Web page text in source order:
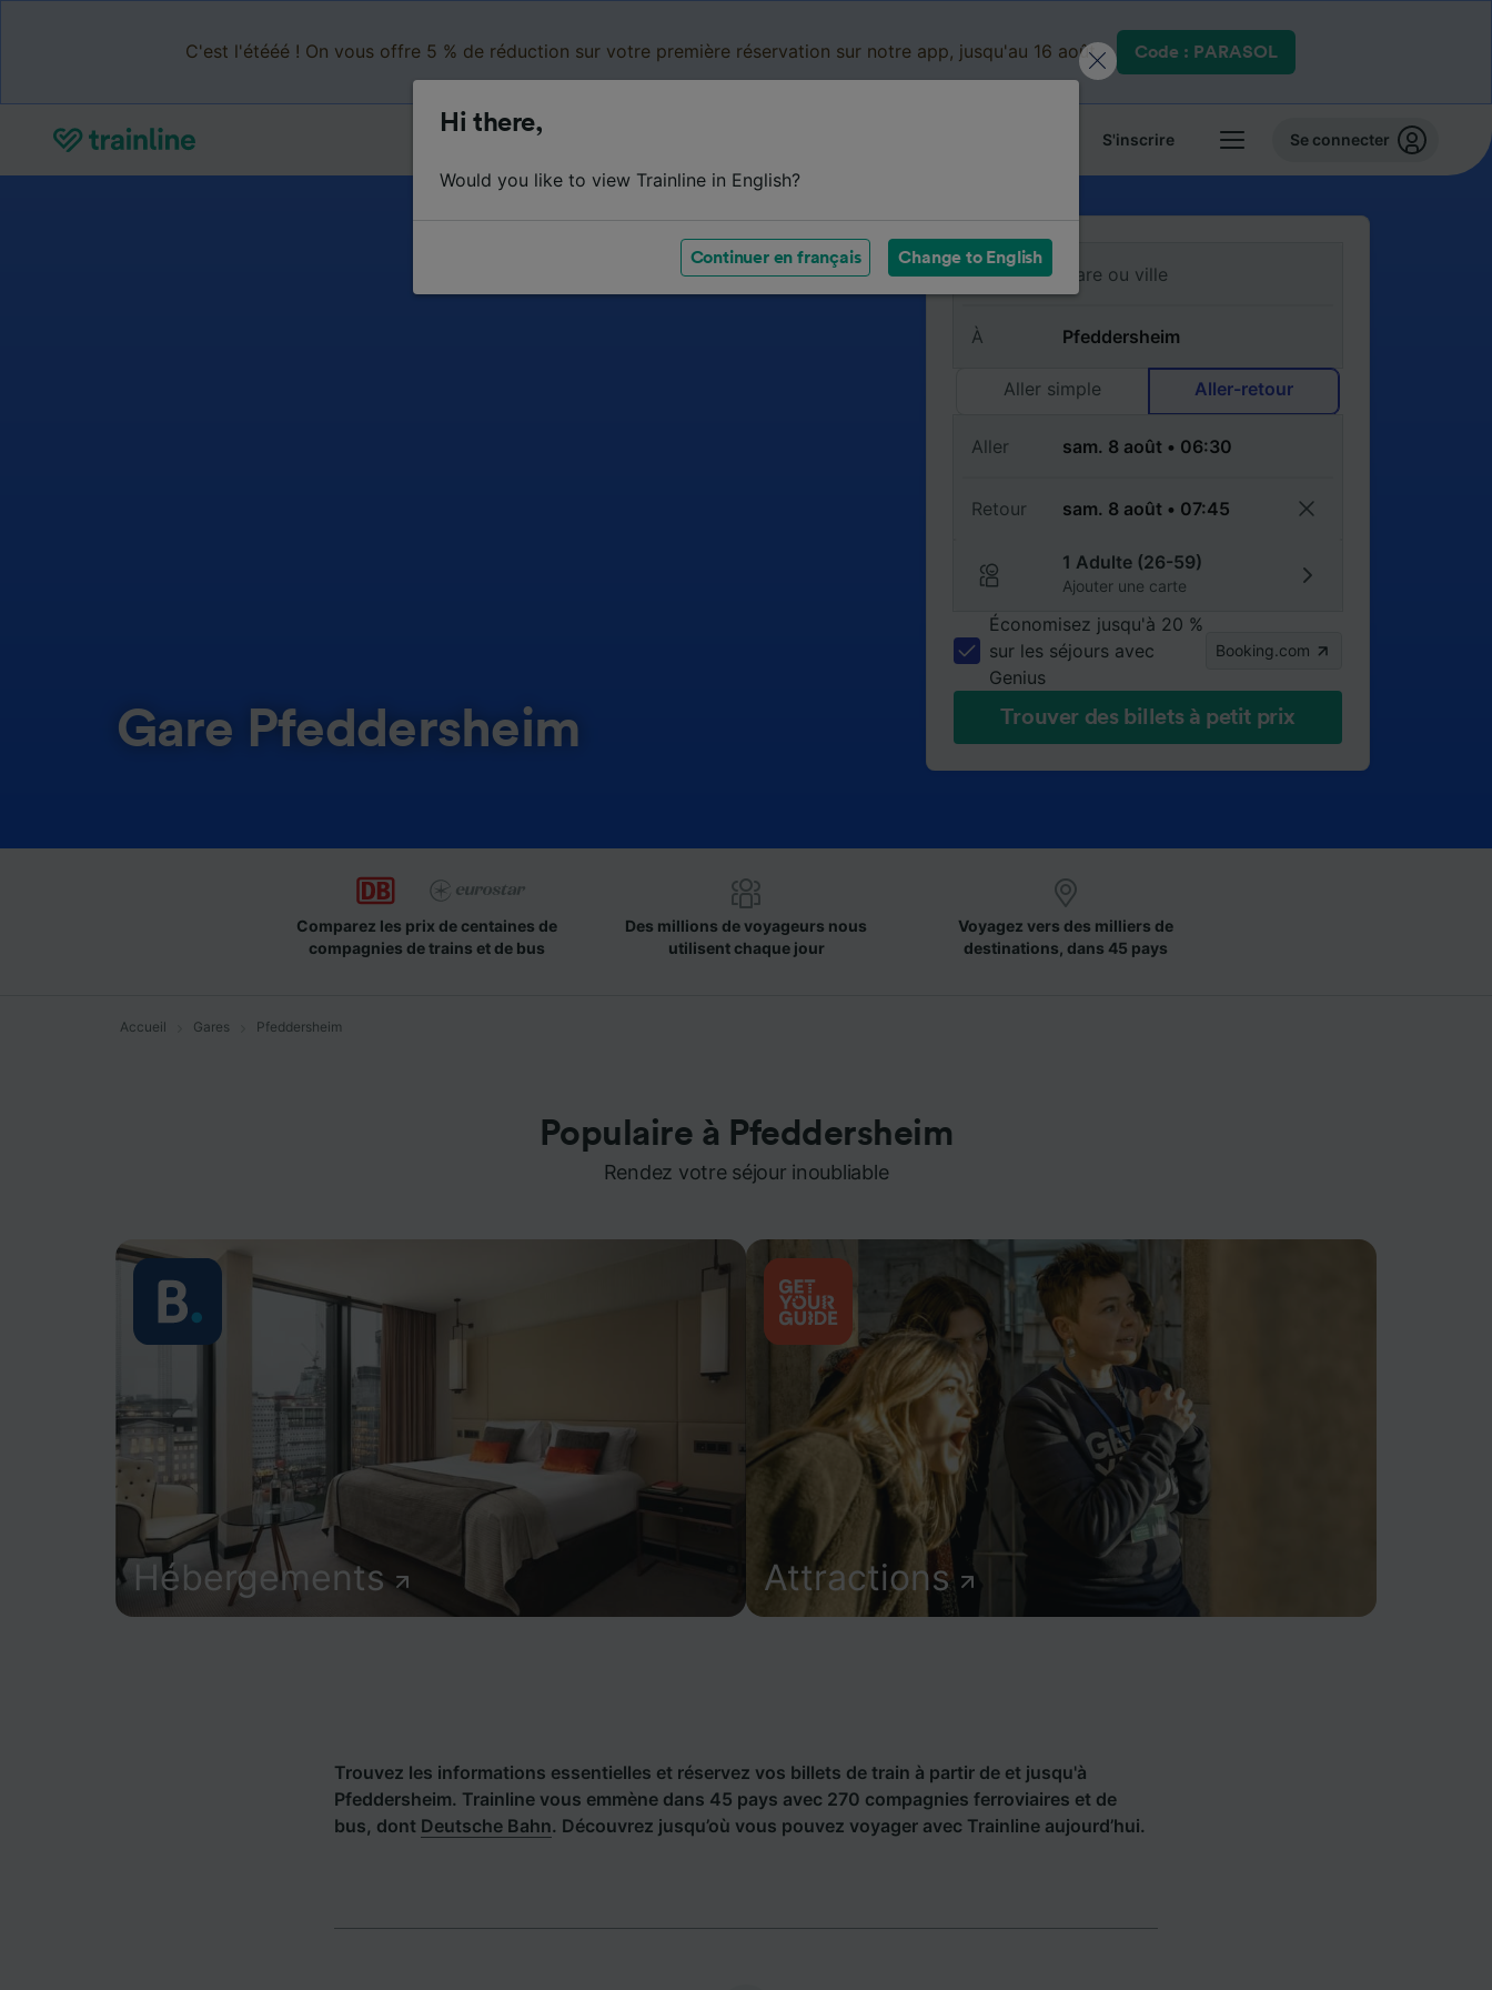
C'est l'étééé ! On vous offre 5 % de réduction sur votre première réservation sur notre app, jusqu'au 16 août. Code : PARASOL
S'inscrire Se connecter
Gare Pfeddersheim
De
À
Aller simple Aller-retour
Aller
Retour
1 Adulte (26-59)
Ajouter une carte
Économisez jusqu'à 20 %
sur les séjours avec
Genius
Booking.com
Trouver des billets à petit prix
Comparez les prix de centaines de
compagnies de trains et de bus
Des millions de voyageurs nous
utilisent chaque jour
Voyagez vers des milliers de
destinations, dans 45 pays
Accueil Gares Pfeddersheim
Populaire à Pfeddersheim
Rendez votre séjour inoubliable
Hébergements Attractions
Trouvez les informations essentielles et réservez vos billets de train à partir de et jusqu'à
Pfeddersheim. Trainline vous emmène dans 45 pays avec 270 compagnies ferroviaires et de
bus, dont Deutsche Bahn. Découvrez jusqu’où vous pouvez voyager avec Trainline aujourd’hui.
Hi there,
Would you like to view Trainline in English?
Continuer en français Change to English